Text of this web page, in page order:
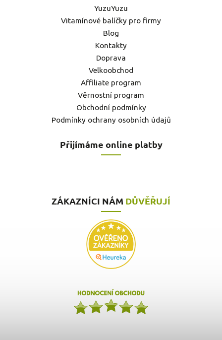
YuzuYuzu
Vitamínové balíčky pro firmy
Blog
Kontakty
Doprava
Velkoobchod
Affiliate program
Věrnostní program
Obchodní podmínky
Podmínky ochrany osobních údajů
Přijímáme online platby
ZÁKAZNÍCI NÁM DŮVĚŘUJÍ